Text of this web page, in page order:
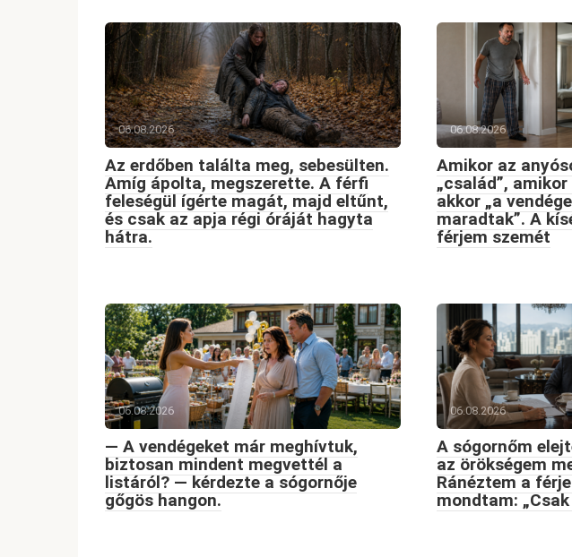
06.08.2026
Az erdőben találta meg, sebesülten.
Amíg ápolta, megszerette. A férfi
feleségül ígérte magát, majd eltűnt,
és csak az apja régi óráját hagyta
hátra.
06.08.2026
Amikor az
„család”,
akkor „a
maradtak”. A
férjem szemét
06.08.2026
— A vendégeket már meghívtuk,
biztosan mindent megvettél a
listáról? — kérdezte a sógornője
gőgös hangon.
06.08.2026
A sógornőm
az örökségem
Ránéztem a
mondtam: